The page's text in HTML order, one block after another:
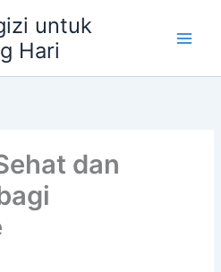
untuk
Hari
dan